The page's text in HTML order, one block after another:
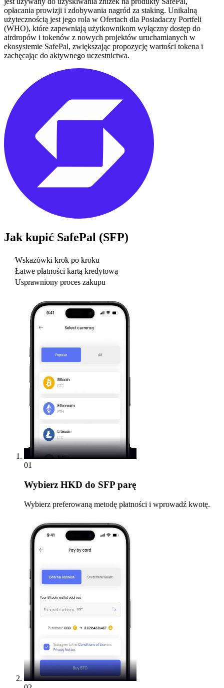
opłacania prowizji i zdobywania nagród za staking. Unikalną
użytecznością jest jego rola w Ofertach dla Posiadaczy Portfeli
(WHO), które zapewniają użytkownikom wyłączny dostęp do
airdropów i tokenów z nowych projektów uruchamianych w
ekosystemie SafePal, zwiększając propozycję wartości tokena i
zachęcając do aktywnego uczestnictwa.
Jak kupić SafePal (SFP)
Wskazówki krok po kroku
Łatwe płatności kartą kredytową
Usprawniony proces zakupu
01
Wybierz HKD do SFP parę
Wybierz preferowaną metodę płatności i wprowadź kwotę.